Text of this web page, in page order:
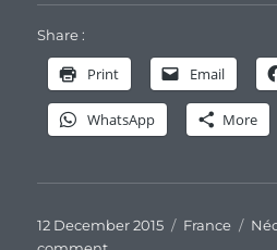
Share :
Print Email
WhatsApp More
Posted
on
12 December 2015 Categories
France
on